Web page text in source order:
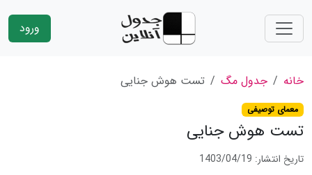
ورود
خانه جدول مگ تست هوش جنایی
معمای توصیفی
تست هوش جنایی
تاریخ انتشار: 1403/04/19